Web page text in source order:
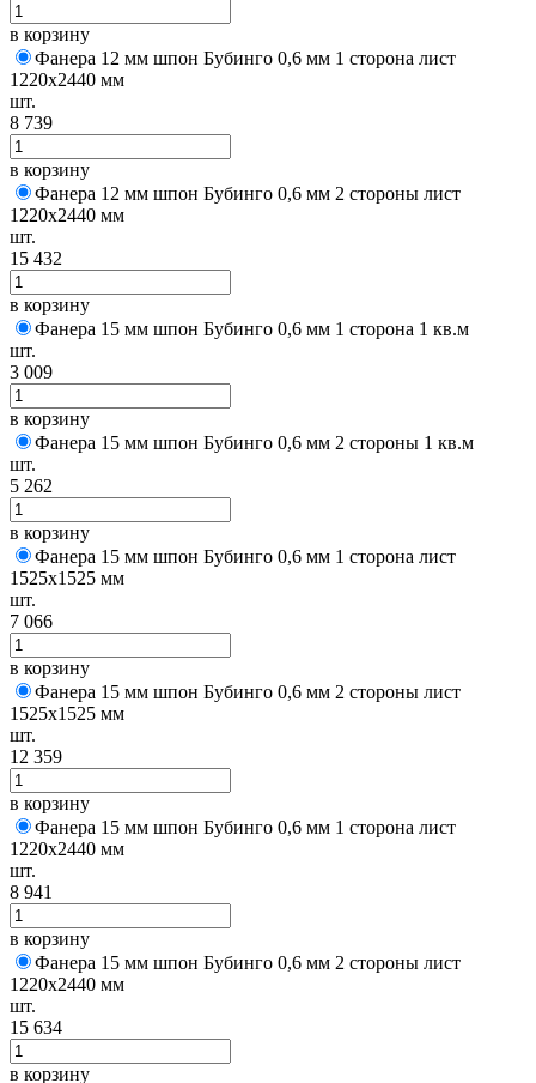
в корзину
Фанера 12 мм шпон Бубинго 0,6 мм 1 сторона лист
1220х2440 мм
шт.
8 739
в корзину
Фанера 12 мм шпон Бубинго 0,6 мм 2 стороны лист
1220х2440 мм
шт.
15 432
в корзину
Фанера 15 мм шпон Бубинго 0,6 мм 1 сторона 1 кв.м
шт.
3 009
в корзину
Фанера 15 мм шпон Бубинго 0,6 мм 2 стороны 1 кв.м
шт.
5 262
в корзину
Фанера 15 мм шпон Бубинго 0,6 мм 1 сторона лист
1525х1525 мм
шт.
7 066
в корзину
Фанера 15 мм шпон Бубинго 0,6 мм 2 стороны лист
1525х1525 мм
шт.
12 359
в корзину
Фанера 15 мм шпон Бубинго 0,6 мм 1 сторона лист
1220х2440 мм
шт.
8 941
в корзину
Фанера 15 мм шпон Бубинго 0,6 мм 2 стороны лист
1220х2440 мм
шт.
15 634
в корзину